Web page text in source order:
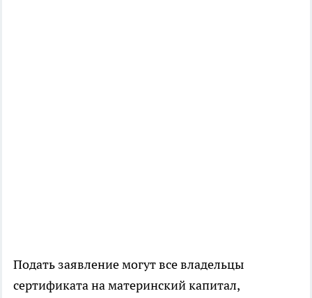
Подать заявление могут все владельцы
сертификата на материнский капитал,